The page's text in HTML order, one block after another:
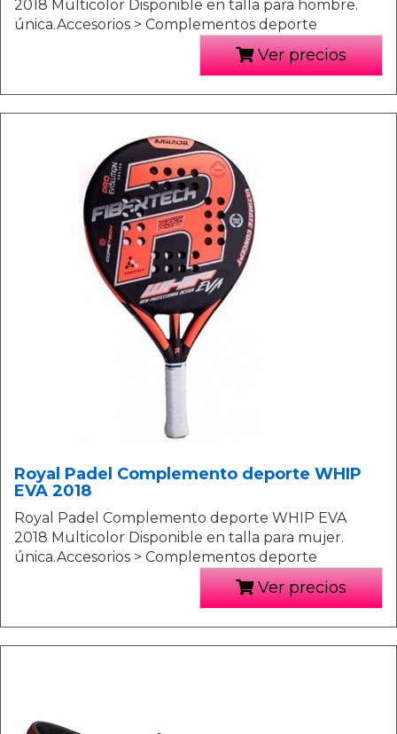
2018 Multicolor Disponible en talla para hombre.
única.Accesorios > Complementos deporte
Ver precios
Royal Padel Complemento deporte WHIP
EVA 2018
Royal Padel Complemento deporte WHIP EVA
2018 Multicolor Disponible en talla para mujer.
única.Accesorios > Complementos deporte
Ver precios